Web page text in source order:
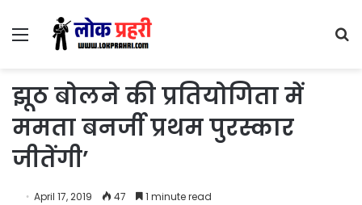
Menu
झूठ बोलने की प्रतियोगिता में
ममता बनर्जी प्रथम पुरस्कार
जीतेंगी’
April 17, 2019 47 1 minute read